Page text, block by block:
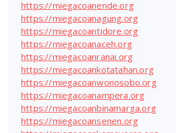
https://miegacoanende.org
https://miegacoanagung.org
https://miegacoantidore.org
https://miegacoanaceh.org
https://miegacoanranai.org
https://miegacoankotatahan.org
https://miegacoanwonosobo.org
https://miegacoanampera.org
https://miegacoanbinamarga.org
https://miegacoansenen.org